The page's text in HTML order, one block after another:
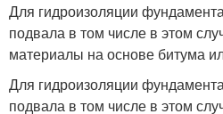
Для гидроизоляции
подвала в том числе в этом
материалы на основе битума
Для гидроизоляции
подвала в том числе в этом